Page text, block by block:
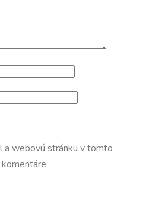
a webovú stránku v tomto